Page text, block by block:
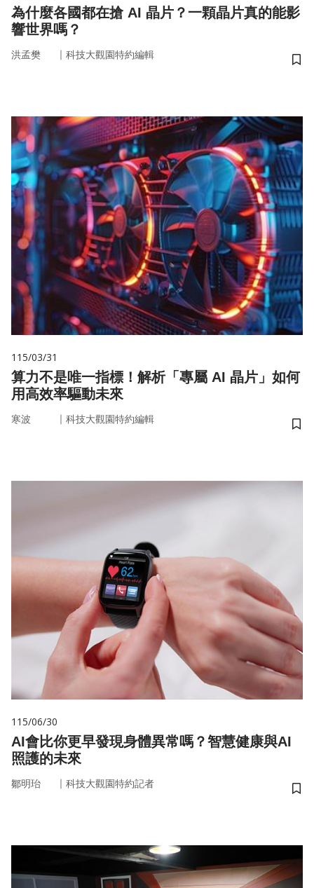
為什麼各國都在搶 AI 晶片？一顆晶片真的能影
響世界嗎？
洪孟樊 ｜ 科技大觀園特約編輯
儲
115/03/31
算力不是唯一指標！解析「專屬 AI 晶片」如何
用高效率驅動未來
寒波 ｜ 科技大觀園特約編輯
儲
115/06/30
AI會比你更早發現身體異常嗎？智慧健康與AI
照護的未來
鄒明珆 ｜ 科技大觀園特約記者
儲